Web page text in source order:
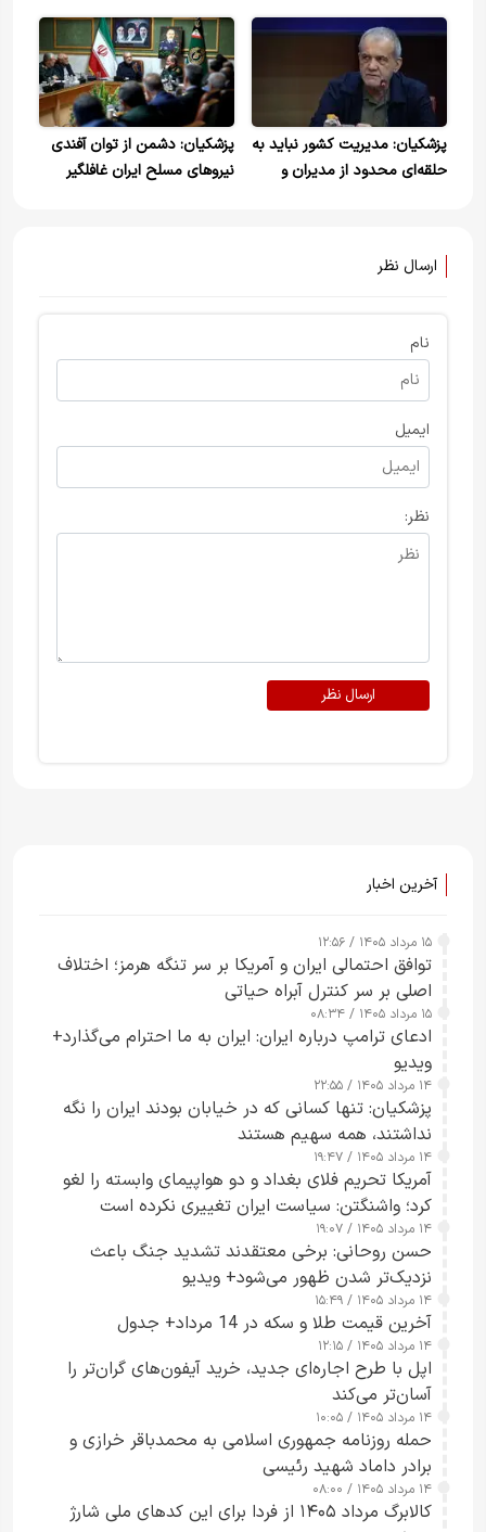
بماند/ آب به آسیاب دشمن
نریزیم
بحران‌های اقتصادی با تکیه بر
نقش راهبردی دانشگاه+ویدیو
پزشکیان: مدیریت کشور نباید به
حلقه‌ای محدود از مدیران و
پزشکیان: دشمن از توان آفندی
نیروهای مسلح ایران غافلگیر
ارسال نظر
نام
ایمیل
نظر:
ارسال نظر
آخرین اخبار
۱۵ مرداد ۱۴۰۵ / ۱۲:۵۶
توافق احتمالی ایران و آمریکا بر سر تنگه هرمز؛ اختلاف
اصلی بر سر کنترل آبراه حیاتی
۱۵ مرداد ۱۴۰۵ / ۰۸:۳۴
ادعای ترامپ درباره ایران: ایران به ما احترام می‌گذارد+
ویدیو
۱۴ مرداد ۱۴۰۵ / ۲۲:۵۵
پزشکیان: تنها کسانی که در خیابان بودند ایران را نگه
نداشتند، همه سهیم هستند
۱۴ مرداد ۱۴۰۵ / ۱۹:۴۷
آمریکا تحریم فلای بغداد و دو هواپیمای وابسته را لغو
کرد؛ واشنگتن: سیاست ایران تغییری نکرده است
۱۴ مرداد ۱۴۰۵ / ۱۹:۰۷
حسن روحانی: برخی معتقدند تشدید جنگ باعث
نزدیک‌تر شدن ظهور می‌شود+ ویدیو
۱۴ مرداد ۱۴۰۵ / ۱۵:۴۹
آخرین قیمت طلا و سکه در 14 مرداد+ جدول
۱۴ مرداد ۱۴۰۵ / ۱۲:۱۵
اپل با طرح اجاره‌ای جدید، خرید آیفون‌های گران‌تر را
آسان‌تر می‌کند
۱۴ مرداد ۱۴۰۵ / ۱۰:۰۵
حمله روزنامه جمهوری اسلامی به محمدباقر خرازی و
برادر داماد شهید رئیسی
۱۴ مرداد ۱۴۰۵ / ۰۸:۰۰
کالابرگ مرداد ۱۴۰۵ از فردا برای این کدهای ملی شارژ